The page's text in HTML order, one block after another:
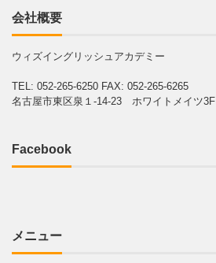
会社概要
ウィズイングリッシュアカデミー
TEL: 052-265-6250 FAX: 052-265-6265
名古屋市東区泉１-14-23 ホワイトメイツ3F
Facebook
メニュー